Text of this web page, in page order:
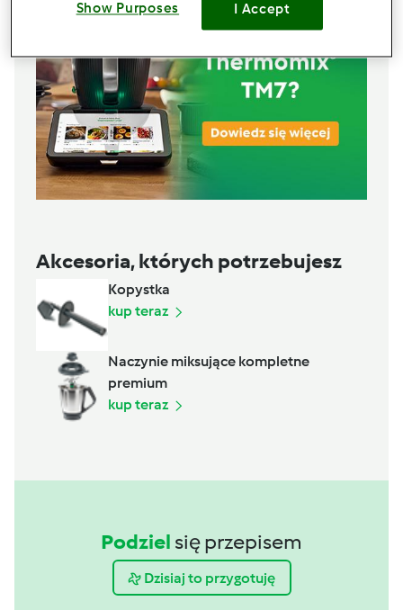
Akcesoria, których potrzebujesz
Kopystka
kup teraz
Naczynie miksujące kompletne
premium
kup teraz
Podziel się przepisem
Dzisiaj to przygotuję
Show Purposes I Accept